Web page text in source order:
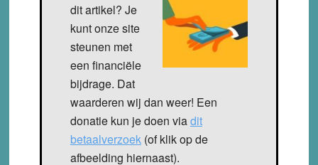
dit artikel? Je
kunt onze site
steunen met
een financiële
bijdrage. Dat
waarderen wij dan weer! Een
donatie kun je doen viadit
betaalverzoek(of klik op de
afbeelding hiernaast).